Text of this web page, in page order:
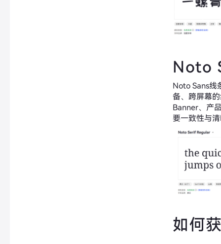
Noto
Noto Sans线
备、跨屏幕
Banner、产
要一致性与
如何